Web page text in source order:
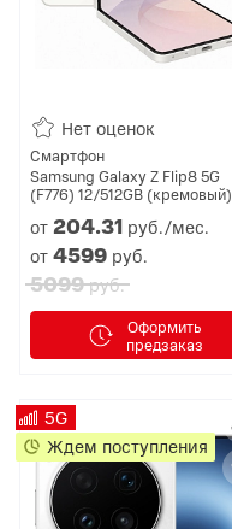
Нет оценок
Смартфон
Samsung Galaxy Z Flip8 5G
(F776) 12/512GB (кремовый)
от204.31 руб./мес.
от4599 руб.
5099руб.
Оформить
предзаказ
5G
Ждем поступления